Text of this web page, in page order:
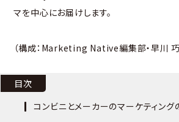
マを中心にお届けします。
（構成：Marketing Native編集部・早川 巧
目次
コンビニとメーカーのマーケティング